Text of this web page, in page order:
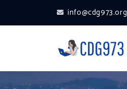
info@cdg973.org